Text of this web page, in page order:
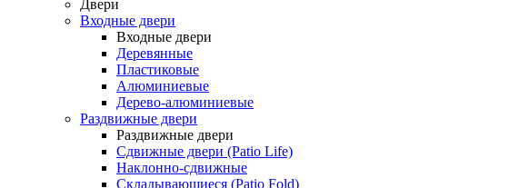
Двери
Входные двери
Входные двери
Деревянные
Пластиковые
Алюминиевые
Дерево-алюминиевые
Раздвижные двери
Раздвижные двери
Сдвижные двери (Patio Life)
Наклонно-сдвижные
Складывающиеся (Patio Fold)